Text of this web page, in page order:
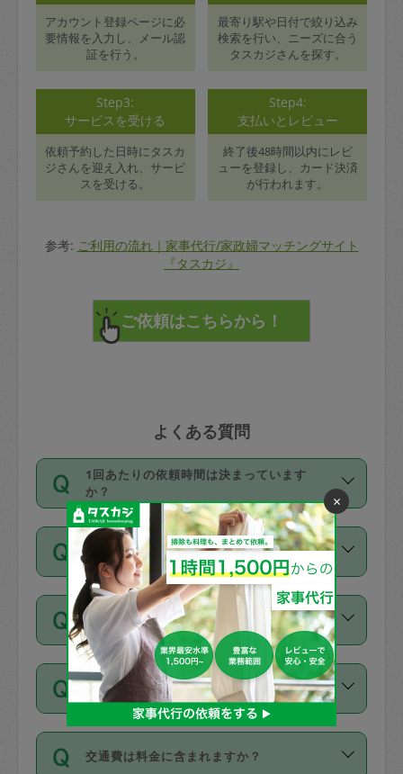
アカウント登録ページに必
要情報を入力し、メール認
証を行う。
最寄り駅や日付で絞り込み
検索を行い、ニーズに合う
タスカジさんを探す。
Step3:
サービスを受ける
依頼予約した日時にタスカ
ジさんを迎え入れ、サービ
スを受ける。
Step4:
支払いとレビュー
終了後48時間以内にレビ
ューを登録し、カード決済
が行われます。
参考: ご利用の流れ｜家事代行/家政婦マッチングサイト
『タスカジ』
よくある質問
1回あたりの依頼時間は決まっています
か？
依頼1回につき3時間固定です。3時間を
超えて依頼したい場合は、延長機能をご
利用ください。機能をご利用いただくに
は、タスカジさんに事前に相談し、合意
の上事前申請することが必要です。な
お、3時間を下回っても、値引き等はござ
いません。
価格はどうやって決まっていますか？
11種類の価格帯の中からタスカジさん自
身が価格を選んで設定しています。
タスカジさんの価格設定には最初は制限
があり、レビュー件数、レビューの平均
値、などで除々に設定可能な最高額が上
がっていく仕組みになっています。
支払い方法を教えてください
お支払方法はクレジットカード（Visa／
Master／JCB／AMERICAN EXPRESS／
Diners Club）のみとなります。
を行う際にご入力ください。プロフィー
同じタスカジさんに定期的にお願いする場
合はお得になる？
依頼には「スポット」と「定期（毎週｜
隔週）」があり、「定期」の依頼は「ス
交通費は料金に含まれますか？
×